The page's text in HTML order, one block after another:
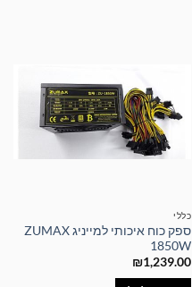
כללי
ספק כוח איכותי למייניג ZUMAX
1850W
₪1,239.00